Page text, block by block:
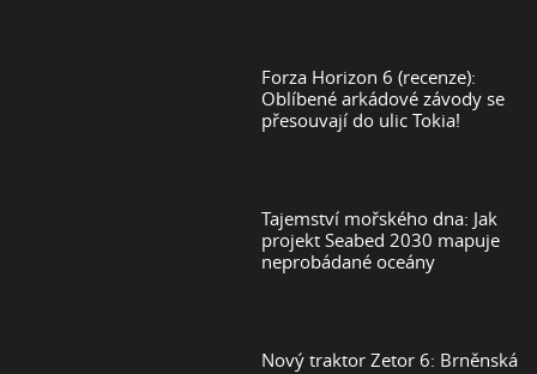
Forza Horizon 6 (recenze):
Oblíbené arkádové závody se
přesouvají do ulic Tokia!
Tajemství mořského dna: Jak
projekt Seabed 2030 mapuje
neprobádané oceány
Nový traktor Zetor 6: Brněnská